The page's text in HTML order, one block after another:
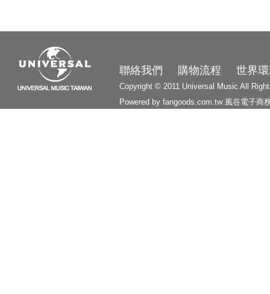
聯絡我們 購物流程 世界
Copyright © 2011 Universal Music All
Powered by fangoods.com.tw 風谷電子商